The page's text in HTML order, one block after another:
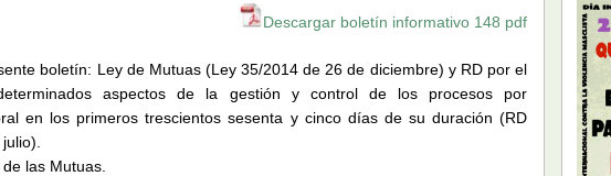
Descargar boletín informativo 148 pdf
boletín: Ley de Mutuas (Ley 35/2014 de 26 de diciembre) y RD por el
aspectos de la gestión y control de los procesos por
en los primeros trescientos sesenta y cinco días de su duración (RD
las Mutuas.